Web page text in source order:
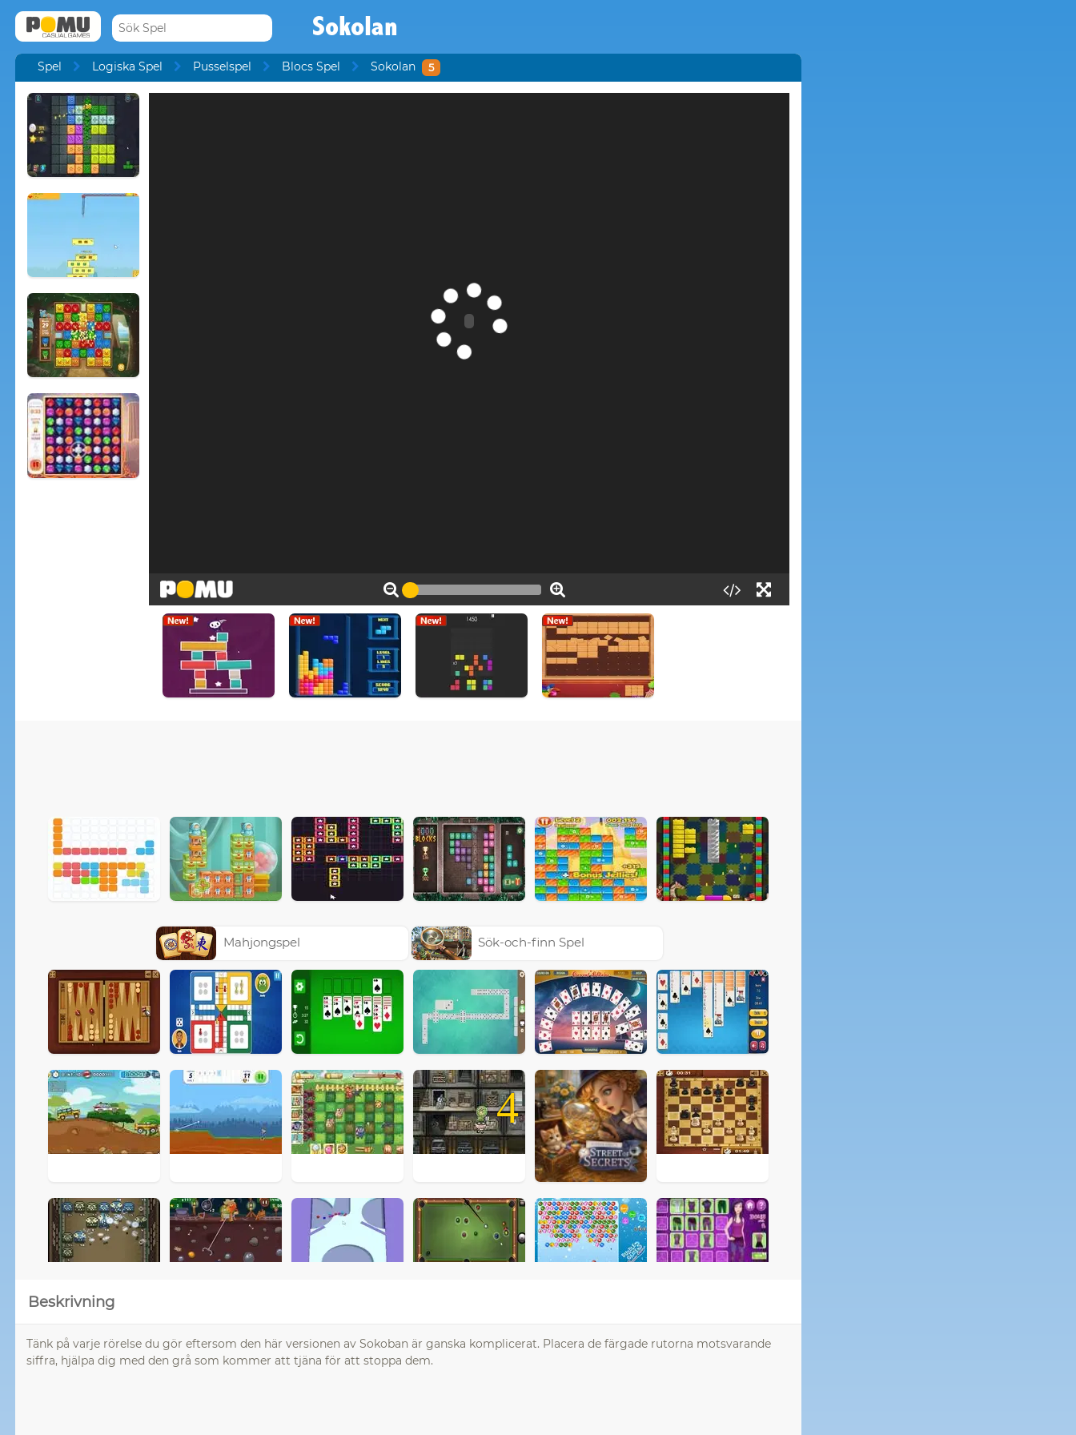
Sokolan
Spel Logiska Spel Pusselspel Blocs Spel Sokolan 5
Mahjongspel Sök-och-finn Spel
4
Beskrivning
Tänk på varje rörelse du gör eftersom den här versionen av Sokoban är ganska komplicerat. Placera de färgade rutorna motsvarande
siffra, hjälpa dig med den grå som kommer att tjäna för att stoppa dem.